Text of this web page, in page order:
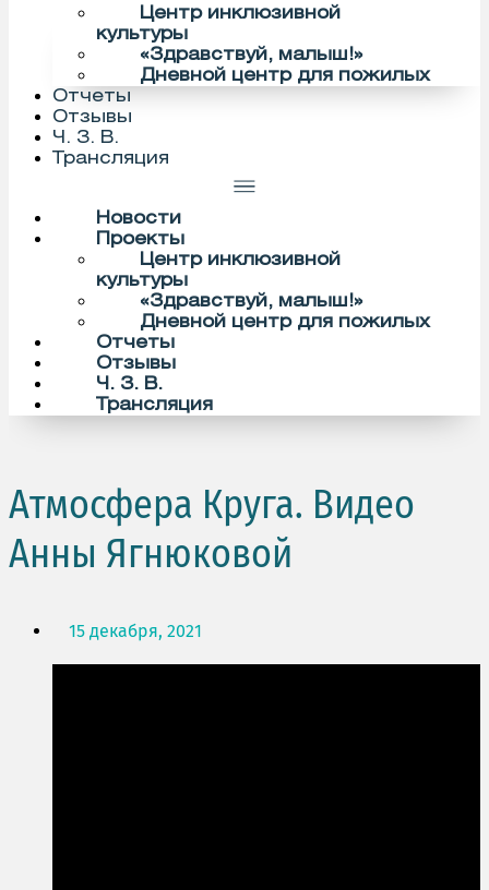
Центр инклюзивной
культуры
«Здравствуй, малыш!»
Дневной центр для пожилых
Отчеты
Отзывы
Ч. З. В.
Трансляция
Новости
Проекты
Центр инклюзивной
культуры
«Здравствуй, малыш!»
Дневной центр для пожилых
Отчеты
Отзывы
Ч. З. В.
Трансляция
Атмосфера Круга. Видео
Анны Ягнюковой
15 декабря, 2021